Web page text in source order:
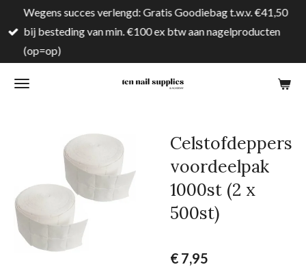
direct
naar
hoofdinhoud
Wegens succes verlengd: Gratis Goodiebag t.w.v. €41,50
bij besteding van min. €100 ex btw aan nagelproducten
(op=op)
Celstofdeppers
voordeelpak
1000st (2 x
500st)
€ 7,95